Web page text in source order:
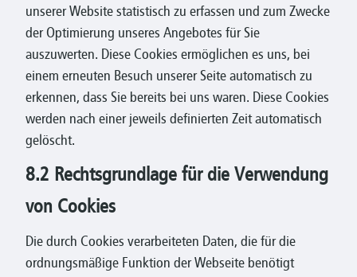
unserer Website statistisch zu erfassen und zum Zwecke
der Optimierung unseres Angebotes für Sie
auszuwerten. Diese Cookies ermöglichen es uns, bei
einem erneuten Besuch unserer Seite automatisch zu
erkennen, dass Sie bereits bei uns waren. Diese Cookies
werden nach einer jeweils definierten Zeit automatisch
gelöscht.
8.2 Rechtsgrundlage für die Verwendung
von Cookies
Die durch Cookies verarbeiteten Daten, die für die
ordnungsmäßige Funktion der Webseite benötigt